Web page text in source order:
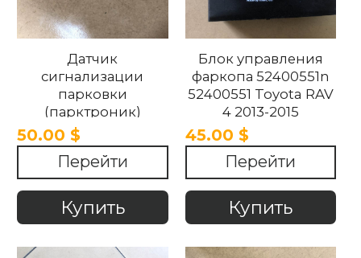
Датчик
сигнализации
парковки
(парктроник)
передний/задний
1633559680 su001-
a8817 su001a8817
Citroen-Peugeot
/Toyota Rav 4 2016-
2024.
50.00 $
Перейти
Купить
Блок управления
фаркопа 52400551n
52400551 Toyota RAV
4 2013-2015
45.00 $
Перейти
Купить